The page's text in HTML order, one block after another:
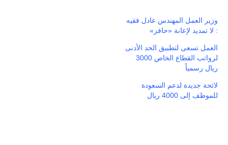
وزير العمل المهندس عادل فقيه
: لا تمديد لإعانة «حافز»
العمل تسعى لتطبيق الحد الأدنى
لرواتب القطاع الخاص 3000
ريال رسمياً
لائحة جديدة لدعم السعودة
للموظف إلى 4000 ريال